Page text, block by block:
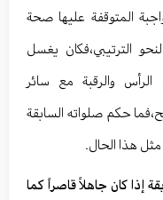
المتوقفة عليها صحة
الترتيبي،فكان يغسل
الرأس والرقبة مع سائر
حكم صلواته السابقة
هذا الحال.
إذا كان جاهلاً قاصراً كما